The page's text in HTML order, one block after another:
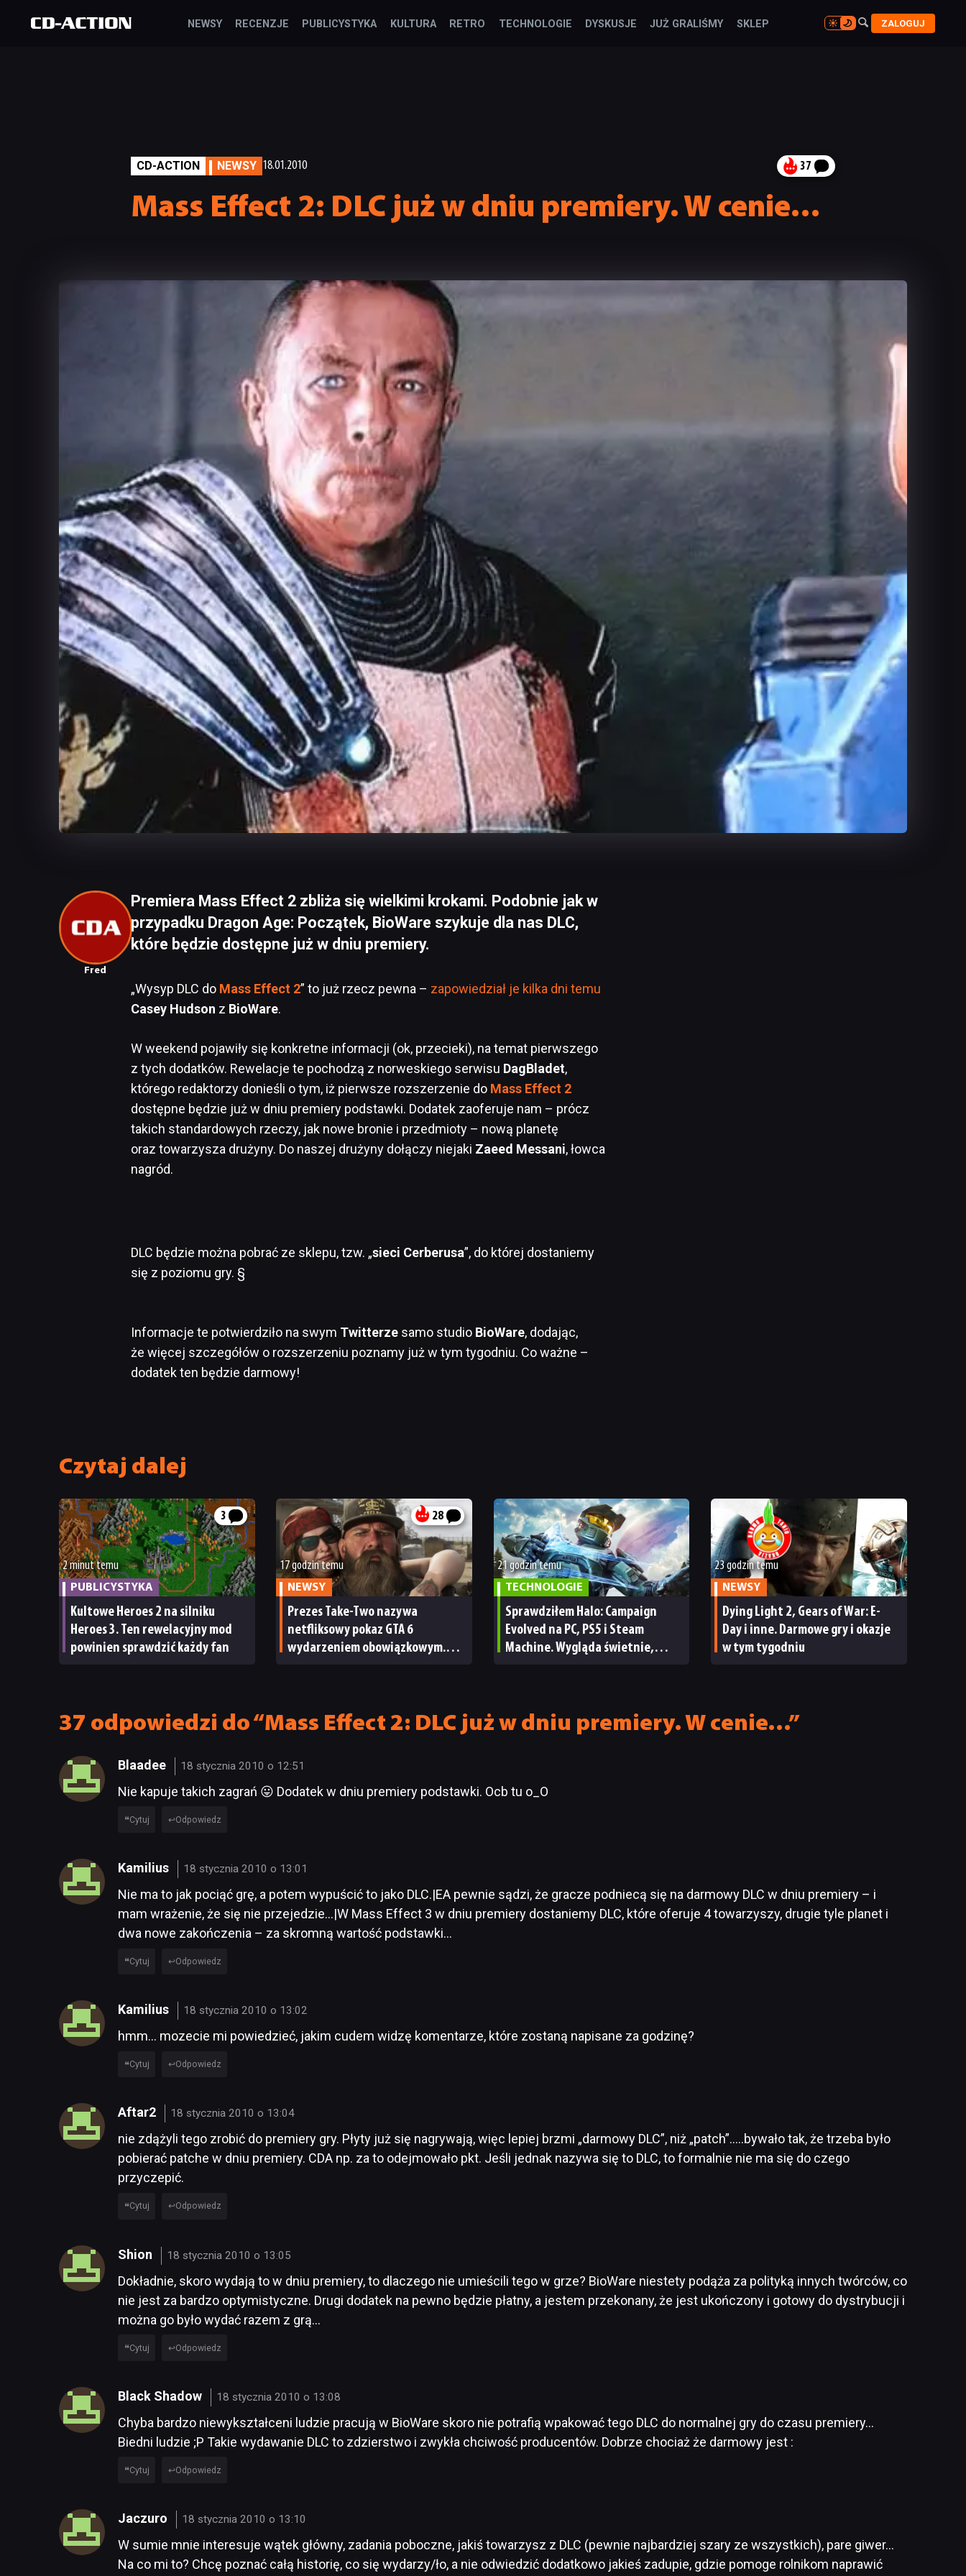
NEWSY RECENZJE PUBLICYSTYKA KULTURA RETRO TECHNOLOGIE DYSKUSJE JUŻ GRALIŚMY SKLEP 
 ZALOGUJ
CD-ACTION NEWSY 18.01.2010 37
Mass Effect 2: DLC już w dniu premiery. W cenie…
Fred
Premiera Mass Effect 2 zbliża się wielkimi krokami. Podobnie jak w
przypadku Dragon Age: Początek, BioWare szykuje dla nas DLC,
które będzie dostępne już w dniu premiery.
„Wysyp DLC do Mass Effect 2” to już rzecz pewna – zapowiedział je kilka dni temu
Casey Hudson z BioWare.
W weekend pojawiły się konkretne informacji (ok, przecieki), na temat pierwszego
z tych dodatków. Rewelacje te pochodzą z norweskiego serwisu DagBladet,
którego redaktorzy donieśli o tym, iż pierwsze rozszerzenie do Mass Effect 2
dostępne będzie już w dniu premiery podstawki. Dodatek zaoferuje nam – prócz
takich standardowych rzeczy, jak nowe bronie i przedmioty – nową planetę
oraz towarzysza drużyny. Do naszej drużyny dołączy niejaki Zaeed Messani, łowca
nagród.
DLC będzie można pobrać ze sklepu, tzw. „sieci Cerberusa”, do której dostaniemy
się z poziomu gry. §
Informacje te potwierdziło na swym Twitterze samo studio BioWare, dodając,
że więcej szczegółów o rozszerzeniu poznamy już w tym tygodniu. Co ważne –
dodatek ten będzie darmowy!
Czytaj dalej
3
2 minut temu
PUBLICYSTYKA
Kultowe Heroes 2 na silniku
Heroes 3. Ten rewelacyjny mod
powinien sprawdzić każdy fan
28
17 godzin temu
NEWSY
Prezes Take-Two nazywa
netfliksowy pokaz GTA 6
wydarzeniem obowiązkowym.
21 godzin temu
TECHNOLOGIE
Sprawdziłem Halo: Campaign
Evolved na PC, PS5 i Steam
Machine. Wygląda świetnie,
23 godzin temu
NEWSY
Dying Light 2, Gears of War: E-
Day i inne. Darmowe gry i okazje
w tym tygodniu
37 odpowiedzi do “Mass Effect 2: DLC już w dniu premiery. W cenie…”
Blaadee 18 stycznia 2010 o 12:51
Nie kapuje takich zagrań 😛 Dodatek w dniu premiery podstawki. Ocb tu o_O
Cytuj Odpowiedz
Kamilius 18 stycznia 2010 o 13:01
Nie ma to jak pociąć grę, a potem wypuścić to jako DLC.|EA pewnie sądzi, że gracze podniecą się na darmowy DLC w dniu premiery – i
mam wrażenie, że się nie przejedzie…|W Mass Effect 3 w dniu premiery dostaniemy DLC, które oferuje 4 towarzyszy, drugie tyle planet i
dwa nowe zakończenia – za skromną wartość podstawki…
Cytuj Odpowiedz
Kamilius 18 stycznia 2010 o 13:02
hmm… mozecie mi powiedzieć, jakim cudem widzę komentarze, które zostaną napisane za godzinę?
Cytuj Odpowiedz
Aftar2 18 stycznia 2010 o 13:04
nie zdążyli tego zrobić do premiery gry. Płyty już się nagrywają, więc lepiej brzmi „darmowy DLC”, niż „patch”…..bywało tak, że trzeba było
pobierać patche w dniu premiery. CDA np. za to odejmowało pkt. Jeśli jednak nazywa się to DLC, to formalnie nie ma się do czego
przyczepić.
Cytuj Odpowiedz
Shion 18 stycznia 2010 o 13:05
Dokładnie, skoro wydają to w dniu premiery, to dlaczego nie umieścili tego w grze? BioWare niestety podąża za polityką innych twórców, co
nie jest za bardzo optymistyczne. Drugi dodatek na pewno będzie płatny, a jestem przekonany, że jest ukończony i gotowy do dystrybucji i
można go było wydać razem z grą…
Cytuj Odpowiedz
Black Shadow 18 stycznia 2010 o 13:08
Chyba bardzo niewykształceni ludzie pracują w BioWare skoro nie potrafią wpakować tego DLC do normalnej gry do czasu premiery…
Biedni ludzie ;P Takie wydawanie DLC to zdzierstwo i zwykła chciwość producentów. Dobrze chociaż że darmowy jest :
Cytuj Odpowiedz
Jaczuro 18 stycznia 2010 o 13:10
W sumie mnie interesuje wątek główny, zadania poboczne, jakiś towarzysz z DLC (pewnie najbardziej szary ze wszystkich), pare giwer…
Na co mi to? Chcę poznać całą historię, co się wydarzy/ło, a nie odwiedzić dodatkowo jakieś zadupie, gdzie pomoge rolnikom naprawić